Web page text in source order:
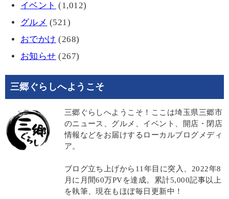
イベント (1,012)
グルメ (521)
おでかけ (268)
お知らせ (267)
三郷ぐらしへようこそ
三郷ぐらしへようこそ！ここは埼玉県三郷市
のニュース、グルメ、イベント、開店・閉店
情報などをお届けするローカルブログメディ
ア。
ブログ立ち上げから11年目に突入、2022年8
月に月間60万PVを達成。累計5,000記事以上
を執筆、現在もほぼ毎日更新中！